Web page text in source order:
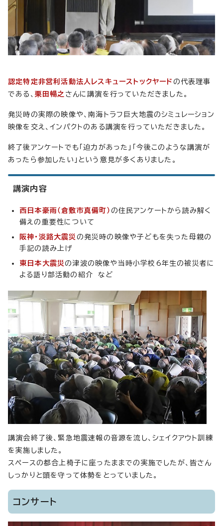
認定特定非営利活動法人レスキューストックヤード の代表理事
である、 栗田暢之 さんに講演を行っていただきました。
発災時の実際の映像や、南海トラフ巨大地震のシミュレーション
映像を交え、インパクトのある講演を行っていただきました。
終了後アンケートでも「迫力があった」「今後このような講演が
あったら参加したい」という意見が多くありました。
講演内容
西日本豪雨（倉敷市真備町） の住民アンケートから読み解く
備えの重要性について
阪神・淡路大震災 の発災時の映像や子どもを失った母親の
手記の読み上げ
東日本大震災の津波の映像や当時小学校6年生の被災者に
よる語り部活動の紹介 など
講演会終了後、緊急地震速報の音源を流し、シェイクアウト訓練
を実施しました。
スペースの都合上椅子に座ったままでの実施でしたが、皆さん
しっかりと頭を守って体勢をとっていました。
コンサート